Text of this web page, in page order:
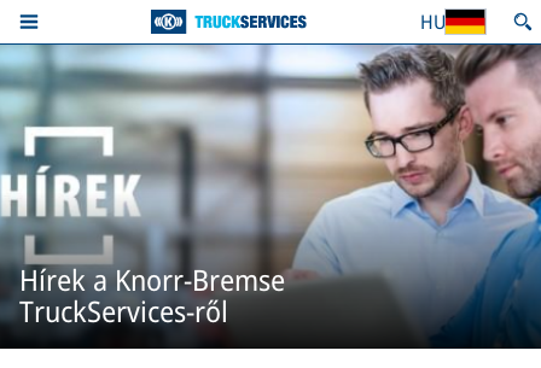
HU
Hírek a Knorr-Bremse
TruckServices-ről